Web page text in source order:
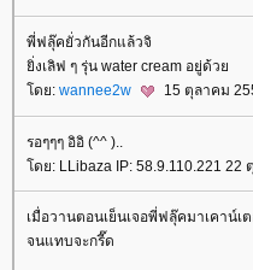
พี่ฟลุ๊คยั่วกันอีกแล้วจิ
ิ่งเลิฟ ๆ รุ่น water cream อยู่ด้ว
ดย: wannee2w 15 ตุลาคม
รอๆๆๆ อิอิ (^^ )..
ดย: LLibaza IP: 58.9.110.221 22
เมื่อวานตอนเย็นเจอพี่ฟลุ๊คมาเคาน์
จนแทบจะกรี๊ด